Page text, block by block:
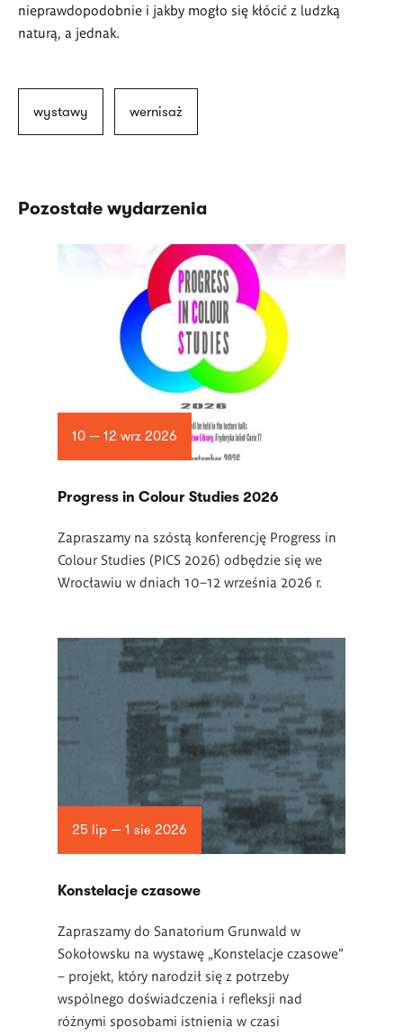
nieprawdopodobnie i jakby mogło się kłócić z ludzką
naturą, a jednak.
wystawy wernisaż
Pozostałe wydarzenia
10 — 12 wrz 2026
Progress in Colour Studies 2026
Zapraszamy na szóstą konferencję Progress in
Colour Studies (PICS 2026) odbędzie się we
Wrocławiu w dniach 10–12 września 2026 r.
25 lip — 1 sie 2026
Konstelacje czasowe
Zapraszamy do Sanatorium Grunwald w
Sokołowsku na wystawę „Konstelacje czasowe”
– projekt, który narodził się z potrzeby
wspólnego doświadczenia i refleksji nad
różnymi sposobami istnienia w czasi